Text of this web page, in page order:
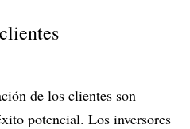
de los clientes son
potencial. Los inversores